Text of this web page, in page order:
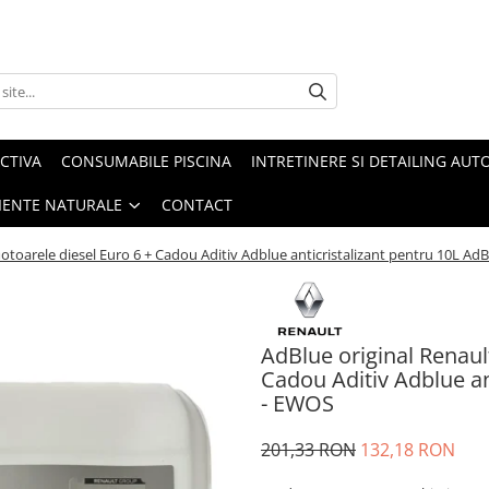
CONSUMABILE PISCINA INTRETINERE SI DETAILING
NATURALE CONTACT
diesel Euro 6 + Cadou Aditiv Adblue anticristalizant pentru 10L
AdBlue original
Cadou Aditiv Adblue
- EWOS
201,33 RON 132,18 RON